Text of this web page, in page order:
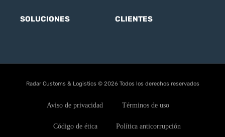
SOLUCIONES CLIENTES
Radar Customs & Logistics © 2026 Todos los derechos reservados
Aviso de privacidad Términos de uso
Código de ética Política anticorrupción